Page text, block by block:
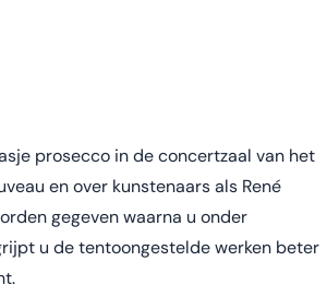
prosecco in de concertzaal van het
en over kunstenaars als René
gegeven waarna u onder
u de tentoongestelde werken beter